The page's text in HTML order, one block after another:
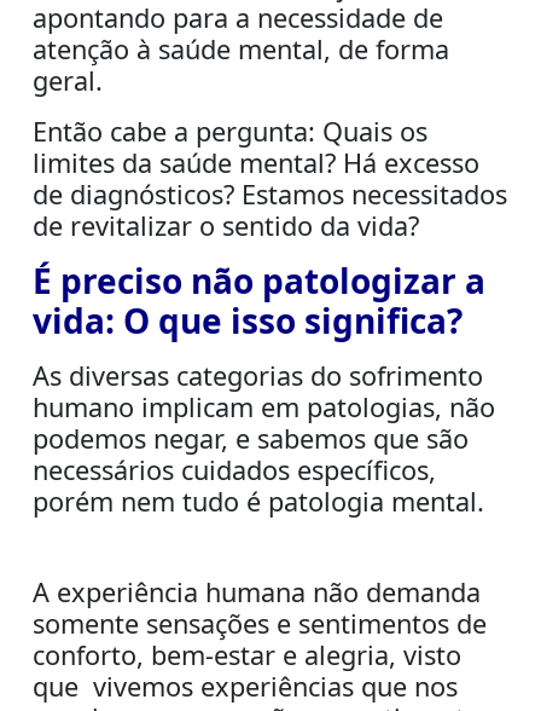
apontando para a necessidade de
atenção à saúde mental, de forma
geral.
Então cabe a pergunta: Quais os
limites da saúde mental? Há excesso
de diagnósticos? Estamos necessitados
de revitalizar o sentido da vida?
É preciso não patologizar a
vida: O que isso significa?
As diversas categorias do sofrimento
humano implicam em patologias, não
podemos negar, e sabemos que são
necessários cuidados específicos,
porém nem tudo é patologia mental.
A experiência humana não demanda
somente sensações e sentimentos de
conforto, bem-estar e alegria, visto
que vivemos experiências que nos